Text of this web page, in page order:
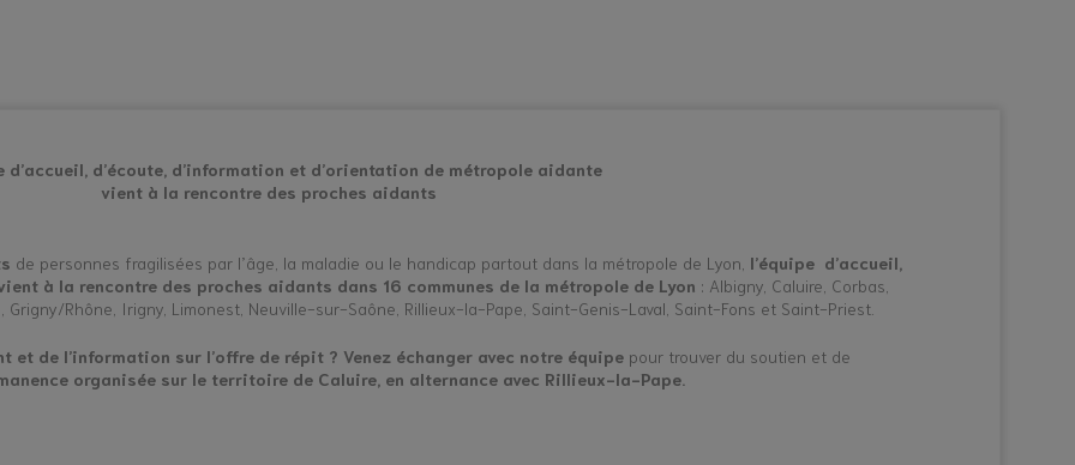
d’accueil, d’écoute, d’information et d’orientation de métropole aidante
vient à la rencontre des proches aidants
de personnes fragilisées par l’âge, la maladie ou le handicap partout dans la métropole de Lyon, l’équipe d’accueil,
à la rencontre des proches aidants dans 16 communes de la métropole de Lyon : Albigny, Caluire, Corbas,
Grigny/Rhône, Irigny, Limonest, Neuville-sur-Saône, Rillieux-la-Pape, Saint-Genis-Laval, Saint-Fons et Saint-Priest.
et de l’information sur l’offre de répit ? Venez échanger avec notre équipe pour trouver du soutien et de
organisée sur le territoire de Caluire, en alternance avec Rillieux-la-Pape.